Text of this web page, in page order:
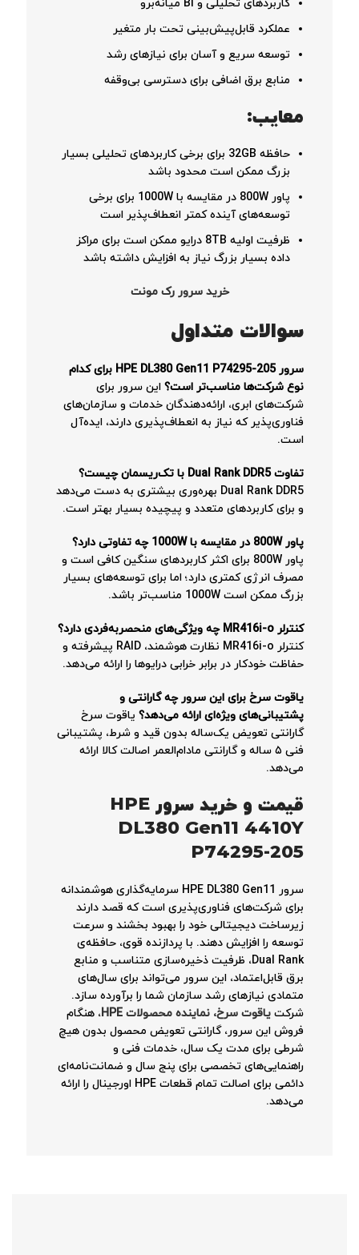
کاربردهای تحلیلی و BI میانه‌برو
عملکرد قابل‌پیش‌بینی تحت بار متغیر
توسعه سریع و آسان برای نیازهای رشد
منابع برق اضافی برای دسترسی بی‌وقفه
معایب:
حافظه 32GB برای برخی کاربردهای تحلیلی بسیار
بزرگ ممکن است محدود باشد
پاور 800W در مقایسه با 1000W برای برخی
توسعه‌های آینده کمتر انعطاف‌پذیر است
ظرفیت اولیه 8TB درایو ممکن است برای مراکز
داده بسیار بزرگ نیاز به افزایش داشته باشد
خرید سرور رک مونت
سوالات متداول
سرور HPE DL380 Gen11 P74295-205 برای کدام
نوع شرکت‌ها مناسب‌تر است؟ این سرور برای
شرکت‌های ابری، ارائه‌دهندگان خدمات و سازمان‌های
فناوری‌پذیر که نیاز به انعطاف‌پذیری دارند، ایده‌آل
است.
تفاوت Dual Rank DDR5 با تک‌ریسمان چیست؟
Dual Rank DDR5 بهره‌وری بیشتری به دست می‌دهد
و برای کاربردهای متعدد و پیچیده بسیار بهتر است.
پاور 800W در مقایسه با 1000W چه تفاوتی دارد؟
پاور 800W برای اکثر کاربردهای سنگین کافی است و
مصرف انرژی کمتری دارد؛ اما برای توسعه‌های بسیار
بزرگ ممکن است 1000W مناسب‌تر باشد.
کنترلر MR416i-o چه ویژگی‌های منحصر‌به‌فردی دارد؟
کنترلر MR416i-o نظارت هوشمند، RAID پیشرفته و
حفاظت خودکار در برابر خرابی درایوها را ارائه می‌دهد.
یاقوت سرخ برای این سرور چه گارانتی و
پشتیبانی‌های ویژه‌ای ارائه می‌دهد؟ یاقوت سرخ
گارانتی تعویض یک‌ساله بدون قید و شرط، پشتیبانی
فنی ۵ ساله و گارانتی مادام‌العمر اصالت کالا ارائه
می‌دهد.
قیمت و خرید سرور HPE
DL380 Gen11 4410Y
P74295-205
سرور HPE DL380 Gen11 سرمایه‌گذاری هوشمندانه
برای شرکت‌های فناوری‌پذیری است که قصد دارند
زیرساخت دیجیتالی خود را بهبود بخشند و سرعت
توسعه را افزایش دهند. با پردازنده قوی، حافظه‌ی
Dual Rank، ظرفیت ذخیره‌سازی متناسب و منابع
برق قابل‌اعتماد، این سرور می‌تواند برای سال‌های
متمادی نیازهای رشد سازمان شما را برآورده سازد.
شرکت یاقوت سرخ، نماینده محصولات HPE
، هنگام
فروش این سرور، گارانتی تعویض محصول بدون هیچ
شرطی برای مدت یک سال، خدمات فنی و
راهنمایی‌های تخصصی برای پنج سال و ضمانت‌نامه‌ای
دائمی برای اصالت تمام قطعات HPE اورجینال را ارائه
می‌دهد.